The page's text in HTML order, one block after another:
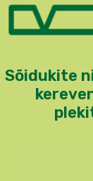
Sõidukite